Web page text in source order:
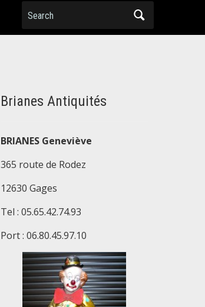
Search
Brianes Antiquités
BRIANES Geneviève
365 route de Rodez
12630 Gages
Tel : 05.65.42.74.93
Port : 06.80.45.97.10